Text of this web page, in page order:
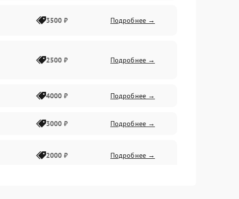
3500 ₽ Подробнее →
2500 ₽ Подробнее →
4000 ₽ Подробнее →
3000 ₽ Подробнее →
2000 ₽ Подробнее →